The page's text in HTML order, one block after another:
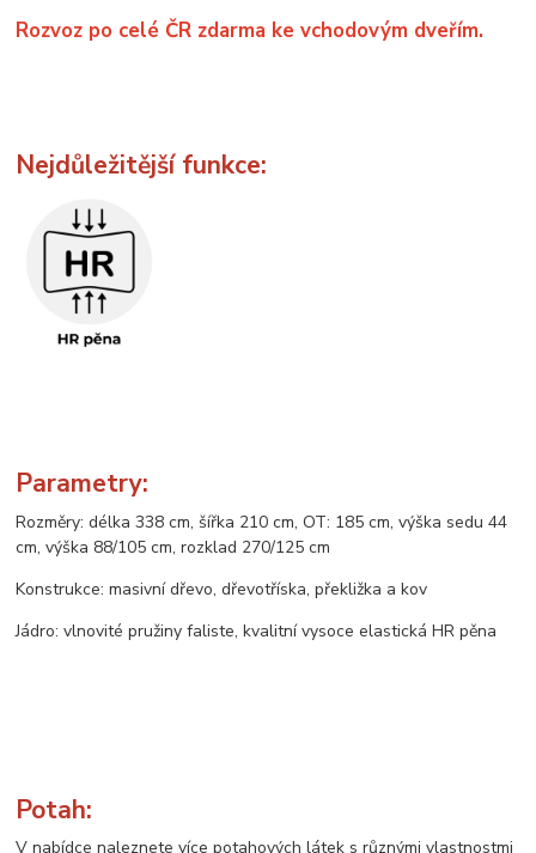
Rozvoz po celé ČR zdarma ke vchodovým dveřím.
Nejdůležitější funkce:
Parametry:
Rozměry: délka 338 cm, šířka 210 cm, OT: 185 cm, výška sedu 44
cm, výška 88/105 cm, rozklad 270/125 cm
Konstrukce: masivní dřevo, dřevotříska, překližka a kov
Jádro: vlnovité pružiny faliste, kvalitní vysoce elastická HR pěna
Potah:
V nabídce naleznete více potahových látek s různými vlastnostmi